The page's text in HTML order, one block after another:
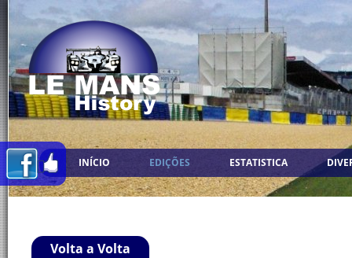
INÍCIO EDIÇÕES ESTATISTICA
Volta a Volta